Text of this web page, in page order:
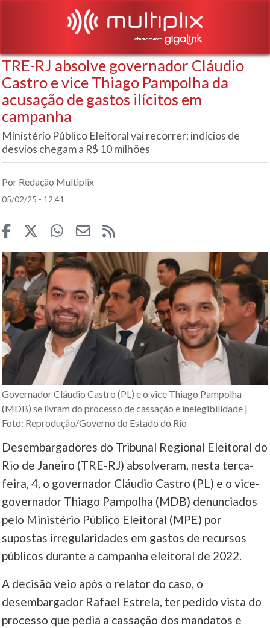
TRE-RJ absolve governador Cláudio
Castro e vice Thiago Pampolha da
acusação de gastos ilícitos em
campanha
Ministério Público Eleitoral vai recorrer; indícios de
desvios chegam a R$ 10 milhões
Por Redação Multiplix
05/02/25 - 12:41
Governador Cláudio Castro (PL) e o vice Thiago Pampolha
(MDB) se livram do processo de cassação e inelegibilidade |
Foto: Reprodução/Governo do Estado do Rio
Desembargadores do Tribunal Regional Eleitoral do
Rio de Janeiro (TRE-RJ) absolveram, nesta terça-
feira, 4, o governador Cláudio Castro (PL) e o vice-
governador Thiago Pampolha (MDB) denunciados
pelo Ministério Público Eleitoral (MPE) por
supostas irregularidades em gastos de recursos
públicos durante a campanha eleitoral de 2022.
A decisão veio após o relator do caso, o
desembargador Rafael Estrela, ter pedido vista do
processo que pedia a cassação dos mandatos e